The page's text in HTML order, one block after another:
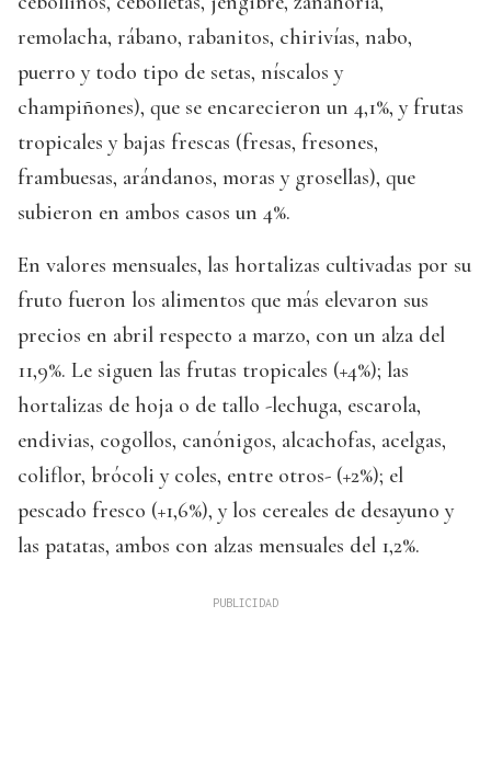
remolacha, rábano, rabanitos, chirivías, nabo,
puerro y todo tipo de setas, níscalos y
champiñones), que se encarecieron un 4,1%, y frutas
tropicales y bajas frescas (fresas, fresones,
frambuesas, arándanos, moras y grosellas), que
subieron en ambos casos un 4%.
En valores mensuales, las hortalizas cultivadas por su
fruto fueron los alimentos que más elevaron sus
precios en abril respecto a marzo, con un alza del
11,9%. Le siguen las frutas tropicales (+4%); las
hortalizas de hoja o de tallo -lechuga, escarola,
endivias, cogollos, canónigos, alcachofas, acelgas,
coliflor, brócoli y coles, entre otros- (+2%); el
pescado fresco (+1,6%), y los cereales de desayuno y
las patatas, ambos con alzas mensuales del 1,2%.